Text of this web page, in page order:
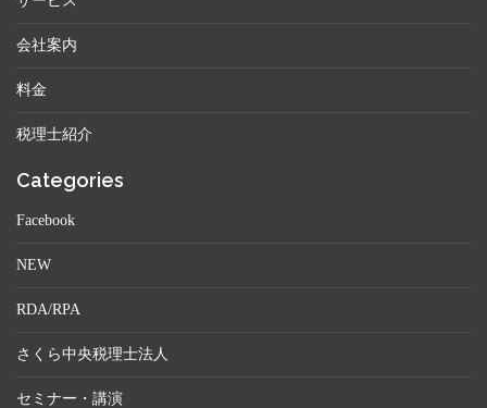
会社案内
料金
税理士紹介
Categories
Facebook
NEW
RDA/RPA
さくら中央税理士法人
セミナー・講演